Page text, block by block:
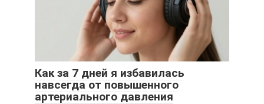
Как за 7 дней я избавилась
навсегда от повышенного
артериального давления